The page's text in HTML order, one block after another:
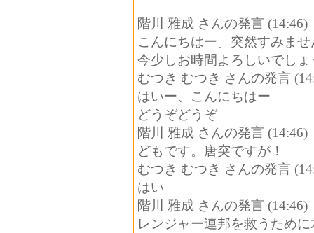
階川 雅成 さんの発言 (14:46)
こんにちはー。突然すみませ
今少しお時間よろしいでしょ
むつき むつき さんの発言
はいー、こんにちはー
どうぞどうぞ
階川 雅成 さんの発言 (14:46)
どもです。唐突ですが！
むつき むつき さんの発言
はい
階川 雅成 さんの発言 (14:46)
レンジャー連邦を救うため